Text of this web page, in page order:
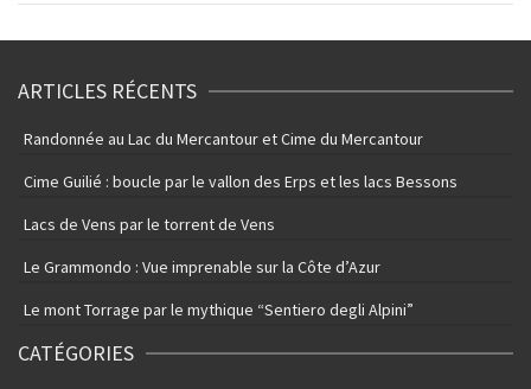
ARTICLES RÉCENTS
Randonnée au Lac du Mercantour et Cime du Mercantour
Cime Guilié : boucle par le vallon des Erps et les lacs Bessons
Lacs de Vens par le torrent de Vens
Le Grammondo : Vue imprenable sur la Côte d’Azur
Le mont Torrage par le mythique “Sentiero degli Alpini”
CATÉGORIES